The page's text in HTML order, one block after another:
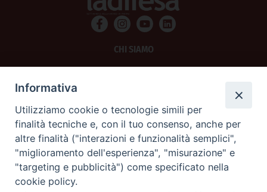
CHI SIAMO
SCRIVICI
La Difesa srl - P.iva 05125420280
La Difesa del Popolo percepisce i contributi pubblici all'editoria.
La Difesa del Popolo, tramite la Fisc (Federazione Italiana Settimanali Cattolici)
Informativa
Utilizziamo cookie o tecnologie simili per
finalità tecniche e, con il tuo consenso, anche per
altre finalità ("interazioni e funzionalità semplici",
"miglioramento dell'esperienza", "misurazione" e
"targeting e pubblicità") come specificato nella
cookie policy.